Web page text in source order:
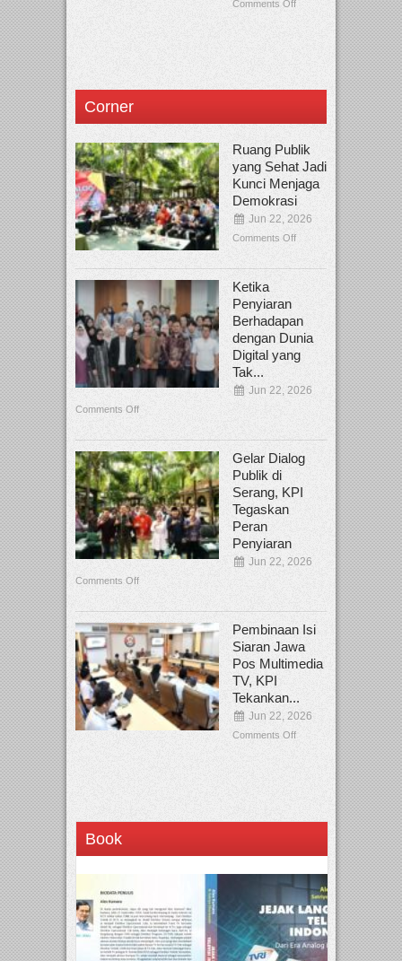
Comments Off
Corner
Ruang Publik
yang Sehat Jadi
Kunci Menjaga
Demokrasi
Jun 22, 2026
Comments Off
Ketika
Penyiaran
Berhadapan
dengan Dunia
Digital yang
Tak...
Jun 22, 2026
Comments Off
Gelar Dialog
Publik di
Serang, KPI
Tegaskan
Peran
Penyiaran
Jun 22, 2026
Comments Off
Pembinaan Isi
Siaran Jawa
Pos Multimedia
TV, KPI
Tekankan...
Jun 22, 2026
Comments Off
Book